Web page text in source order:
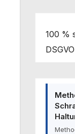
100 %